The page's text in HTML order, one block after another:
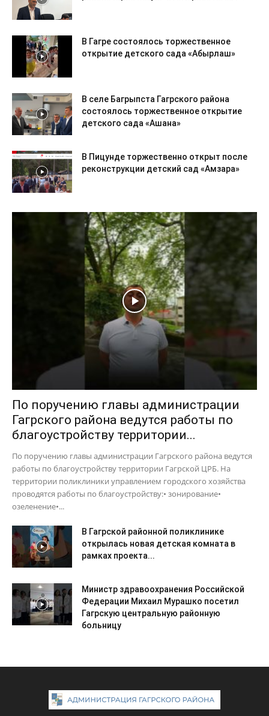
В Гагре состоялось торжественное
открытие детского сада «Абырлаш»
В селе Багрыпста Гагрского района
состоялось торжественное открытие
детского сада «Ашана»
В Пицунде торжественно открыт после
реконструкции детский сад «Амзара»
По поручению главы администрации
Гагрского района ведутся работы по
благоустройству территории...
По поручению главы администрации Гагрского района ведутся
работы по благоустройству территории Гагрской ЦРБ. На
территории поликлиники управлением городского хозяйства
проводятся работы по благоустройству:• зонирование•
озеленение•...
В Гагрской районной поликлинике
открылась новая детская комната в
рамках проекта...
Министр здравоохранения Российской
Федерации Михаил Мурашко посетил
Гагрскую центральную районную
больницу